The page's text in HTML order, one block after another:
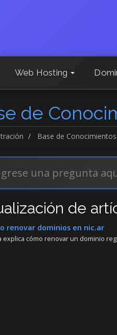
Web Hosting
de
Base de
de
renovar dominios en nic.ar
explica cómo renovar un dominio